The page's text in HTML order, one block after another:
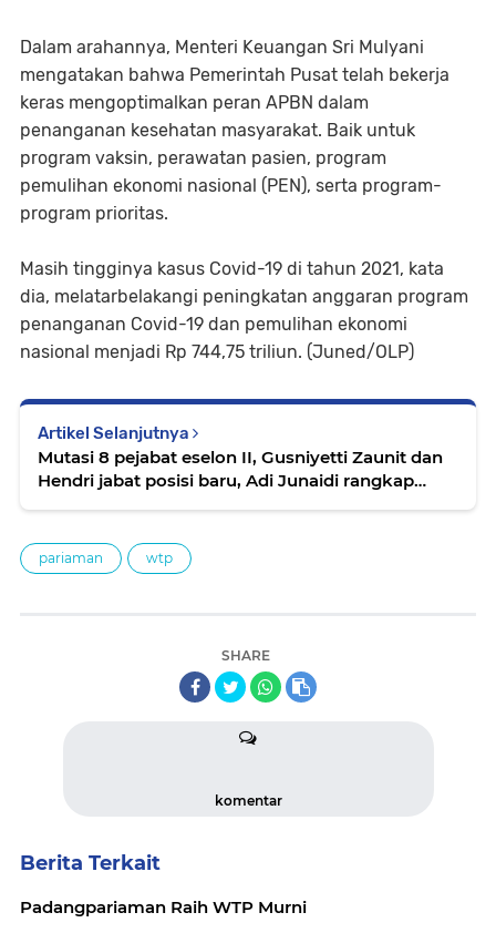
Dalam arahannya, Menteri Keuangan Sri Mulyani
mengatakan bahwa Pemerintah Pusat telah bekerja
keras mengoptimalkan peran APBN dalam
penanganan kesehatan masyarakat. Baik untuk
program vaksin, perawatan pasien, program
pemulihan ekonomi nasional (PEN), serta program-
program prioritas.
Masih tingginya kasus Covid-19 di tahun 2021, kata
dia, melatarbelakangi peningkatan anggaran program
penanganan Covid-19 dan pemulihan ekonomi
nasional menjadi Rp 744,75 triliun. (Juned/OLP)
Artikel Selanjutnya
Mutasi 8 pejabat eselon II, Gusniyetti Zaunit dan
Hendri jabat posisi baru, Adi Junaidi rangkap
pariaman wtp
SHARE
komentar
Berita Terkait
Padangpariaman Raih WTP Murni